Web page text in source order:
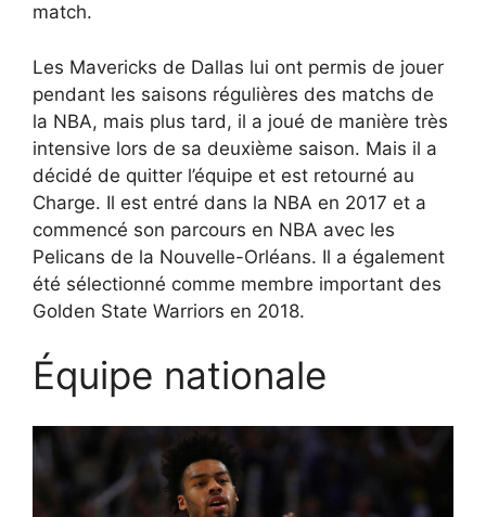
match.
Les Mavericks de Dallas lui ont permis de jouer
pendant les saisons régulières des matchs de
la NBA, mais plus tard, il a joué de manière très
intensive lors de sa deuxième saison. Mais il a
décidé de quitter l’équipe et est retourné au
Charge. Il est entré dans la NBA en 2017 et a
commencé son parcours en NBA avec les
Pelicans de la Nouvelle-Orléans. Il a également
été sélectionné comme membre important des
Golden State Warriors en 2018.
Équipe nationale